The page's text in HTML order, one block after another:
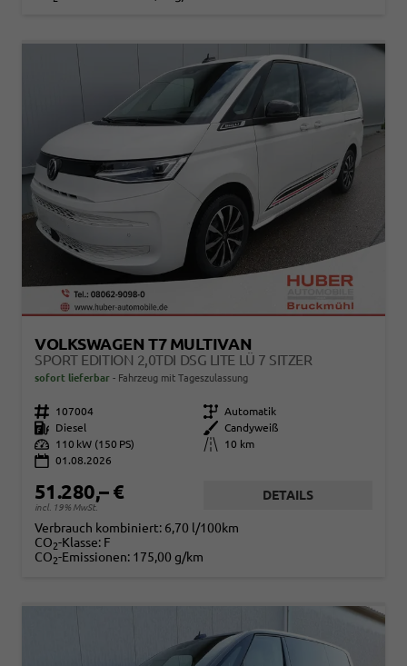
VOLKSWAGEN T7 MULTIVAN
SPORT EDITION 2,0TDI DSG LITE LÜ 7 SITZER
sofort lieferbar Fahrzeug mit Tageszulassung
Fahrzeugnr. 107004 Getriebe Automatik
Kraftstoff
Diesel Außenfarbe
Candyweiß
Leistung
110 kW (150 PS) Kilometerstand
10 km
01.08.2026
51.280,– €
incl. 19% MwSt.
DETAILS
Verbrauch kombiniert: 6,70 l/100km
CO2-Klasse: F
CO2-Emissionen: 175,00 g/km